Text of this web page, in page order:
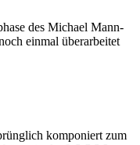
des Michael Mann-
einmal überarbeitet
komponiert zum